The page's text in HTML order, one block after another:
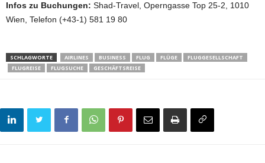
Infos zu Buchungen: Shad-Travel, Operngasse Top 25-2, 1010
Wien, Telefon (+43-1) 581 19 80
SCHLAGWORTE AIRLINES BUSINESS FLUG FLÜGE
FLUGGESELLSCHAFT
FLUGREISE
FLUGSUCHE GESCHÄFTSREISE